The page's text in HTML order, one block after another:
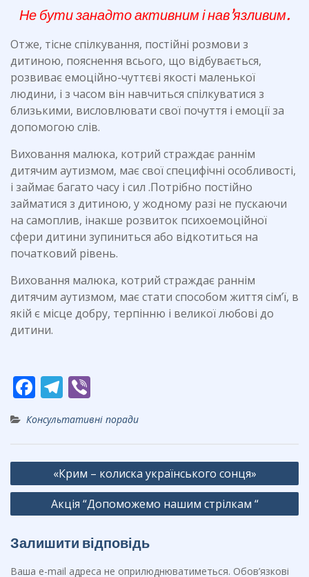
Не бути занадто активним і нав’язливим.
Отже, тісне спілкування, постійні розмови з
дитиною, пояснення всього, що відбувається,
розвиває емоційно-чуттєві якості маленької
людини, і з часом він навчиться спілкуватися з
близькими, висловлювати свої почуття і емоції за
допомогою слів.
Виховання малюка, котрий страждає раннім
дитячим аутизмом, має свої специфічні особливості,
і займає багато часу і сил .Потрібно постійно
займатися з дитиною, у жодному разі не пускаючи
на самоплив, інакше розвиток психоемоційної
сфери дитини зупиниться або відкотиться на
початковий рівень.
Виховання малюка, котрий страждає раннім
дитячим аутизмом, має стати способом життя сім’ї, в
якій є місце добру, терпінню і великої любові до
дитини.
F
e
b
o
k
T
e
gr
a
m
b
er
Консультативні поради
Навігація
записів
«Крим – колиска українського сонця»
Aкція “Допоможемо нашим стрілкам “
Залишити відповідь
Ваша e-mail адреса не оприлюднюватиметься. Обов’язкові